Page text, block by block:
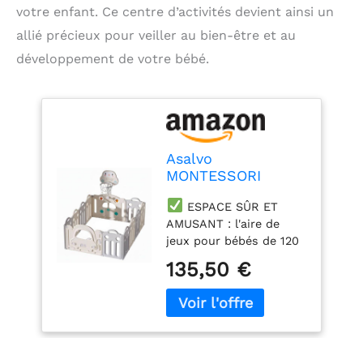
votre enfant. Ce centre d’activités devient ainsi un
allié précieux pour veiller au bien-être et au
développement de votre bébé.
Asalvo
MONTESSORI
pour bébés, Centre
d'activités, 160 x
120 cm, extensible,
Terrain de jeux,
Parc pour bébé,
Aire de jeux
intérieure et
extérieure,
ESPACE SÛR ET
AMUSANT : l'aire de
jeux pour bébés de 120
espace sûr et amusant
où les enfants peuvent
jouer et s'amuser tout
135,50 €